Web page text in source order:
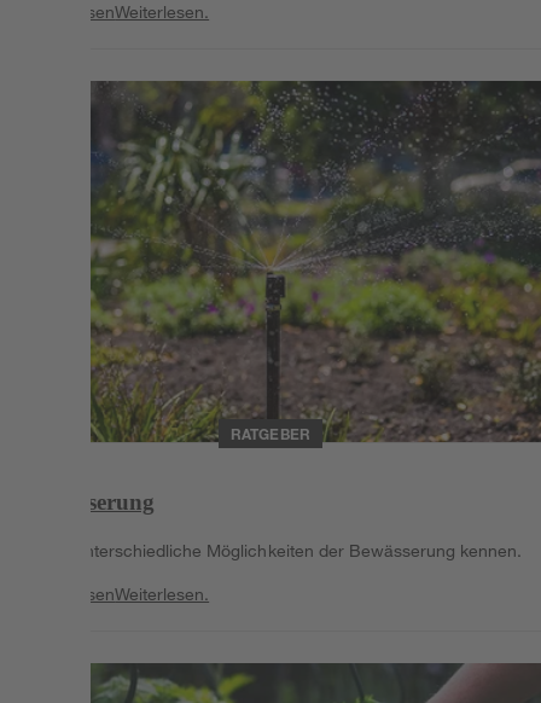
WeiterlesenWeiterlesen.
RATGEBER
Bewässerung
Lerne unterschiedliche Möglichkeiten der Bewässerung kennen.
WeiterlesenWeiterlesen.